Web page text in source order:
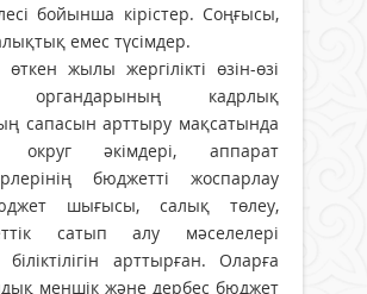
бойынша кірістер. Соңғысы,
емес түсімдер.
жылы жергілікті өзін-өзі
органдарының кадрлық
сапасын арттыру мақсатында
округ әкімдері, аппарат
бюджетті жоспарлау
шығысы, салық төлеу,
сатып алу мәселелері
арттырған. Оларға
меншік және дербес бюджет